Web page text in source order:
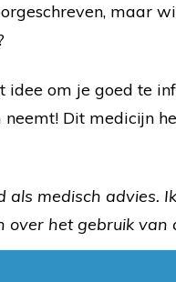
maar
idee om je goed te
Dit medicijn
als medisch advies.
over het gebruik van